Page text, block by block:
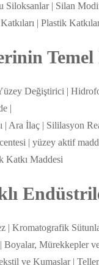
Siloksanlar | Silan
| Plastik
Temel
Değiştirici |
|
| Ara İlaç | Sililasyon
| yüzey aktif
Katkı Maddesi
| Kromatografik
Mürekkepler
ve Kumaşlar |